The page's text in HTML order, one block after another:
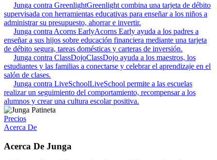
Junga contra GreenlightGreenlight combina una tarjeta de débito
supervisada con herramientas educativas para enseñar a los niños a
administrar su presupuesto, ahorrar e invertir.
Junga contra Acorns EarlyAcorns Early ayuda a los padres a
enseñar a sus hijos sobre educación financiera mediante una tarjeta
de débito segura, tareas domésticas y carteras de inversión.
Junga contra ClassDojoClassDojo ayuda a los maestros, los
estudiantes y las familias a conectarse y celebrar el aprendizaje en el
salón de clases.
Junga contra LiveSchoolLiveSchool permite a las escuelas
realizar un seguimiento del comportamiento, recompensar a los
alumnos y crear una cultura escolar positiva.
Precios
Acerca De
Acerca De Junga